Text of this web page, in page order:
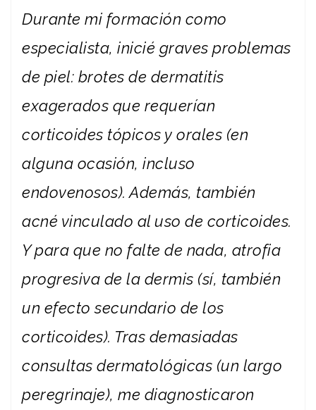
Durante mi formación como
especialista, inicié graves problemas
de piel: brotes de dermatitis
exagerados que requerían
corticoides tópicos y orales (en
alguna ocasión, incluso
endovenosos). Además, también
acné vinculado al uso de corticoides.
Y para que no falte de nada, atrofia
progresiva de la dermis (sí, también
un efecto secundario de los
corticoides). Tras demasiadas
consultas dermatológicas (un largo
peregrinaje), me diagnosticaron